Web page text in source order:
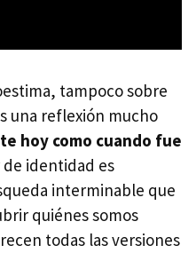
tampoco sobre
una reflexión mucho
hoy como cuando fue
identidad es
interminable que
quiénes somos
todas las versiones